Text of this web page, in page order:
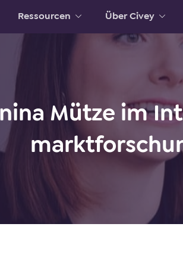
Ressourcen Über Civey
Mütze im